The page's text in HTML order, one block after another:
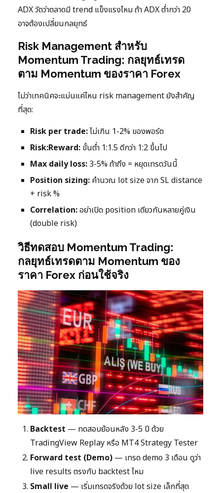
ADX วัดว่าตลาดมี trend แข็งแรงไหม ถ้า ADX ต่ำกว่า 20
อาจต้องเปลี่ยนกลยุทธ์
Risk Management สำหรับ
Momentum Trading: กลยุทธ์เทรด
ตาม Momentum ของราคา Forex
ไม่ว่าเทคนิคจะแม่นแค่ไหน risk management ยังสำคัญ
ที่สุด:
Risk per trade:ไม่เกิน 1-2% ของพอร์ต
Risk:Reward: ขั้นต่ำ 1:1.5 ดีกว่า 1:2 ขึ้นไป
Max daily loss: 3-5% ถ้าถึง = หยุดเทรดวันนี้
Position sizing: คำนวณ lot size จาก SL distance
+ risk %
Correlation:อย่าเปิด position เดียวกันหลายคู่เงิน
(double risk)
วิธีทดสอบ Momentum Trading:
กลยุทธ์เทรดตาม Momentum ของ
ราคา Forex ก่อนใช้จริง
Backtest — ทดสอบย้อนหลัง 3-5 ปี ด้วย
TradingView Replay หรือ MT4 Strategy Tester
Forward test (Demo) — เทรด demo 3 เดือน ดูว่า
live results ตรงกับ backtest ไหม
Small live — เริ่มเทรดจริงด้วย lot size เล็กที่สุด